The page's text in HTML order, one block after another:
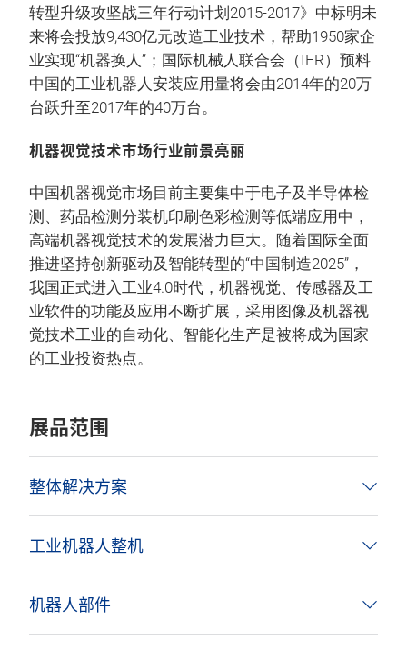
转型升级攻坚战三年行动计划2015-2017》中标明未
来将会投放9,430亿元改造工业技术，帮助1950家企
业实现“机器换人”；国际机械人联合会（IFR）预料
中国的工业机器人安装应用量将会由2014年的20万
台跃升至2017年的40万台。
机器视觉技术市场行业前景亮丽
中国机器视觉市场目前主要集中于电子及半导体检
测、药品检测分装机印刷色彩检测等低端应用中，
高端机器视觉技术的发展潜力巨大。随着国际全面
推进坚持创新驱动及智能转型的“中国制造2025”，
我国正式进入工业4.0时代，机器视觉、传感器及工
业软件的功能及应用不断扩展，采用图像及机器视
觉技术工业的自动化、智能化生产是被将成为国家
的工业投资热点。
展品范围
整体解决方案
工业机器人整机
机器人部件